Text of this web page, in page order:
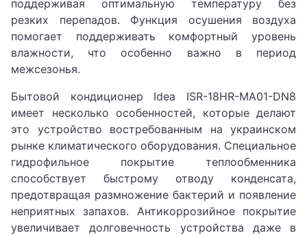
поддерживая оптимальную температуру без
резких перепадов. Функция осушения воздуха
помогает поддерживать комфортный уровень
влажности, что особенно важно в период
межсезонья.
Бытовой кондиционер Idea ISR-18HR-MA01-DN8
имеет несколько особенностей, которые делают
это устройство востребованным на украинском
рынке климатического оборудования. Специальное
гидрофильное покрытие теплообменника
способствует быстрому отводу конденсата,
предотвращая размножение бактерий и появление
неприятных запахов. Антикоррозийное покрытие
увеличивает долговечность устройства даже в